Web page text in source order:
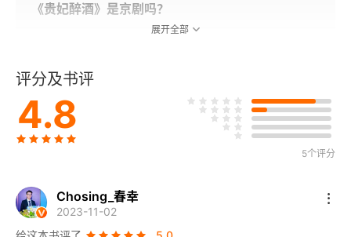
《贵妃醉酒》是京剧吗？
名优之死
两栖杂述
从赵荣琛拉胡琴说起
展开全部
评分及书评
4.8
5个评分
Chosing_春幸
2023-11-02